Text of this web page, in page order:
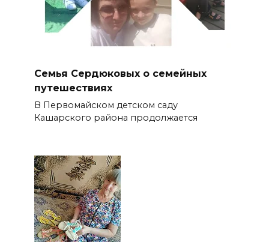
Семья Сердюковых о семейных
путешествиях
В Первомайском детском саду
Кашарского района продолжается